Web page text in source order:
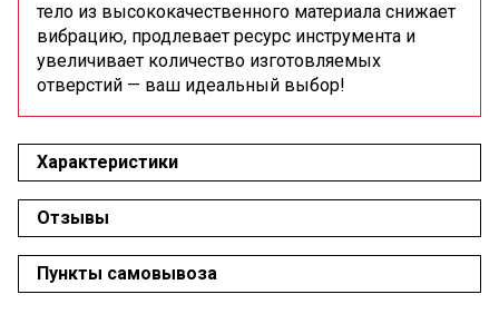
тело из высококачественного материала снижает
вибрацию, продлевает ресурс инструмента и
увеличивает количество изготовляемых
отверстий — ваш идеальный выбор!
Характеристики
Отзывы
Пункты самовывоза